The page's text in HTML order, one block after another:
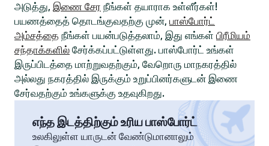
அடுத்து, இணை சேர நீங்கள் தயாராக உள்ளீர்கள்!
பயணத்தைத் தொடங்குவதற்கு முன், பாஸ்போர்ட்
அம்சத்தை நீங்கள் பயன்படுத்தலாம், இது எங்கள் பிரீமியம்
சந்தாக்களில் சேர்க்கப்பட்டுள்ளது. பாஸ்போர்ட் உங்கள்
இருப்பிடத்தை மாற்றுவதற்கும், வேறொரு மாநகரத்தில்
அல்லது நகரத்தில் இருக்கும் உறுப்பினர்களுடன் இணை
சேர்வதற்கும் உங்களுக்கு உதவுகிறது.
எந்த இடத்திற்கும் உரிய பாஸ்போர்ட்
உலகிலுள்ள யாருடன் வேண்டுமானாலும்